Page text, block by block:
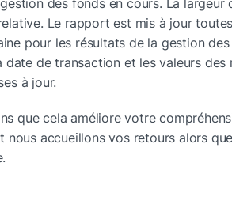
des fonds en cours. La largeur
Le rapport est mis à jour
pour les résultats de la gestion
date de transaction et les valeurs
à jour.
que cela améliore votre
nous accueillons vos retours alors